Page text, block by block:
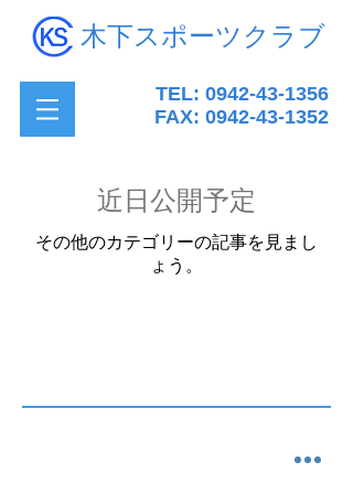
木下スポーツクラブ
TEL: 0942-43-1356
FAX: 0942-43-1352
近日公開予定
その他のカテゴリーの記事を見まし
ょう。